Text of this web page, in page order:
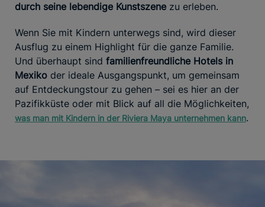
durch seine lebendige Kunstszene zu erleben.
Wenn Sie mit Kindern unterwegs sind, wird dieser
Ausflug zu einem Highlight für die ganze Familie.
Und überhaupt sind familienfreundliche Hotels in
Mexiko der ideale Ausgangspunkt, um gemeinsam
auf Entdeckungstour zu gehen – sei es hier an der
Pazifikküste oder mit Blick auf all die Möglichkeiten,
was man mit Kindern in der Riviera Maya unternehmen kann.